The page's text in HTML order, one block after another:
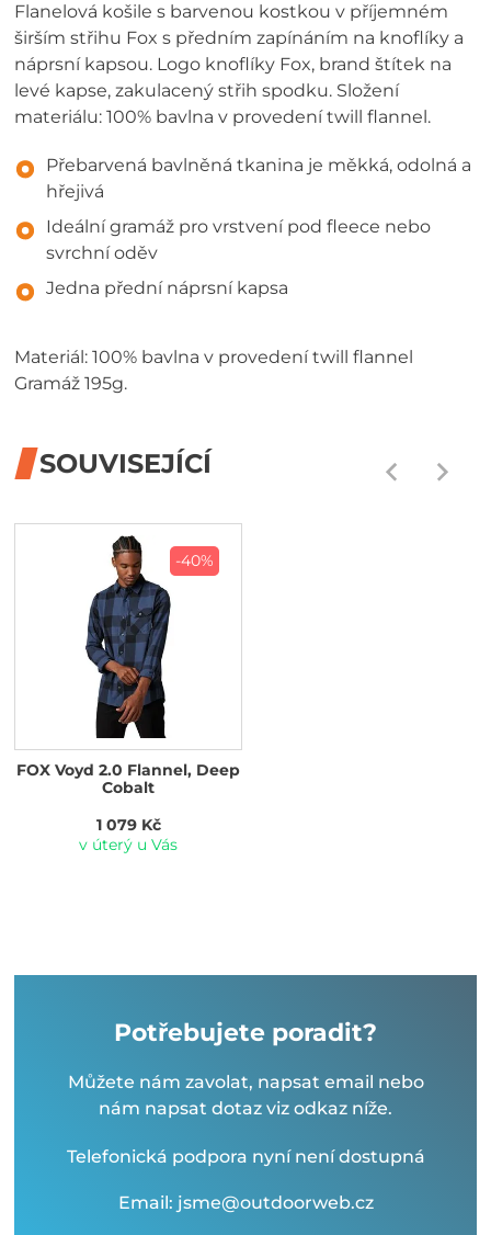
Flanelová košile s barvenou kostkou v příjemném
širším střihu Fox s předním zapínáním na knoflíky a
náprsní kapsou. Logo knoflíky Fox, brand štítek na
levé kapse, zakulacený střih spodku. Složení
materiálu: 100% bavlna v provedení twill flannel.
Přebarvená bavlněná tkanina je měkká, odolná a
hřejivá
Ideální gramáž pro vrstvení pod fleece nebo
svrchní oděv
Jedna přední náprsní kapsa
Materiál: 100% bavlna v provedení twill flannel
Gramáž 195g.
SOUVISEJÍCÍ
-40%
FOX Voyd 2.0 Flannel, Deep
Cobalt
1 079 Kč
v úterý u Vás
Potřebujete poradit?
Můžete nám zavolat, napsat email nebo
nám napsat dotaz viz odkaz níže.
Telefonická podpora nyní není dostupná
Email: jsme@outdoorweb.cz